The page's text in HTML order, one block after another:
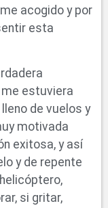
acogido y por
esta
me estuviera
de vuelos y
motivada
exitosa, y así
y de repente
si gritar,